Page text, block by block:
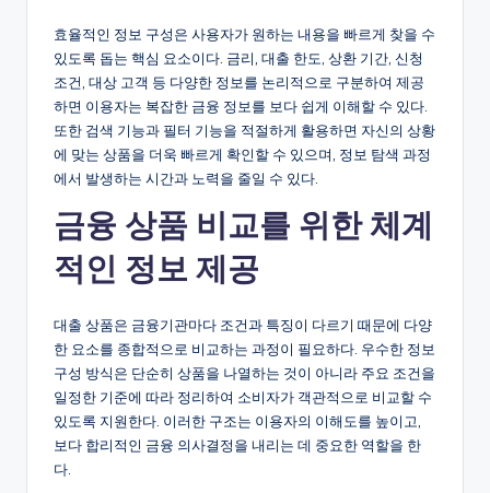
효율적인 정보 구성은 사용자가 원하는 내용을 빠르게 찾을 수
있도록 돕는 핵심 요소이다. 금리, 대출 한도, 상환 기간, 신청
조건, 대상 고객 등 다양한 정보를 논리적으로 구분하여 제공
하면 이용자는 복잡한 금융 정보를 보다 쉽게 이해할 수 있다.
또한 검색 기능과 필터 기능을 적절하게 활용하면 자신의 상황
에 맞는 상품을 더욱 빠르게 확인할 수 있으며, 정보 탐색 과정
에서 발생하는 시간과 노력을 줄일 수 있다.
금융 상품 비교를 위한 체계
적인 정보 제공
대출 상품은 금융기관마다 조건과 특징이 다르기 때문에 다양
한 요소를 종합적으로 비교하는 과정이 필요하다. 우수한 정보
구성 방식은 단순히 상품을 나열하는 것이 아니라 주요 조건을
일정한 기준에 따라 정리하여 소비자가 객관적으로 비교할 수
있도록 지원한다. 이러한 구조는 이용자의 이해도를 높이고,
보다 합리적인 금융 의사결정을 내리는 데 중요한 역할을 한
다.